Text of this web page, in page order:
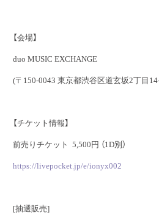
【会場】
duo MUSIC EXCHANGE
(〒150-0043 東京都渋谷区道玄坂2丁目
【チケット情報】
前売りチケット 5,500円 （1D別）
https://livepocket.jp/e/ionyx002
[抽選販売]